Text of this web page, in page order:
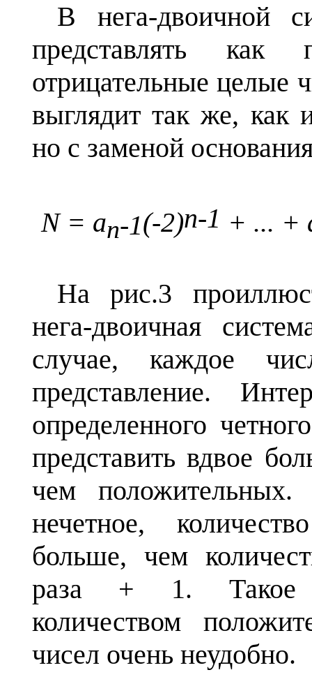
В нега-двоичной
представлять
отрицательные целые
выглядит так же, как
но с заменой
N = an-1(-2)n-1 + ... +
На рис.3
нега-двоичная
случае, каждое
представление.
определенного
представить вдвое
чем
нечетное,
больше, чем
раза + 1. Такое
количеством
чисел очень неудобно.